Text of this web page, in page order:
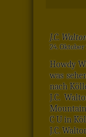
J.C.
24. Oktober
Howdy
was
nach
J.C.
C U in
J.C.